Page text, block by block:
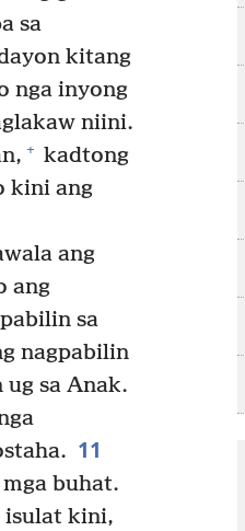
sa
kitang
nga inyong
niini.
+ kadtong
kini ang
ang
ang
sa
nagpabilin
sa Anak.
11
buhat.
isulat kini,